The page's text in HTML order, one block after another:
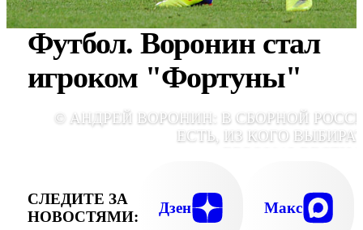
Футбол. Воронин стал
игроком "Фортуны"
© АНДРЕЙ ВОРОНИН: В СБОРНОЙ
ЕСТЬ, ИЗ КОГО
СЛЕДИТЕ ЗА
НОВОСТЯМИ:
Дзен Макс